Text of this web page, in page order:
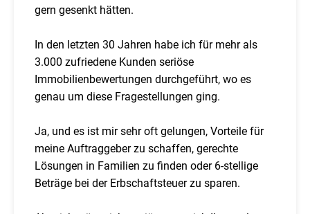
gern gesenkt hätten.
In den letzten 30 Jahren habe ich für mehr als
3.000 zufriedene Kunden seriöse
Immobilienbewertungen durchgeführt, wo es
genau um diese Fragestellungen ging.
Ja, und es ist mir sehr oft gelungen, Vorteile für
meine Auftraggeber zu schaffen, gerechte
Lösungen in Familien zu finden oder 6-stellige
Beträge bei der Erbschaftsteuer zu sparen.